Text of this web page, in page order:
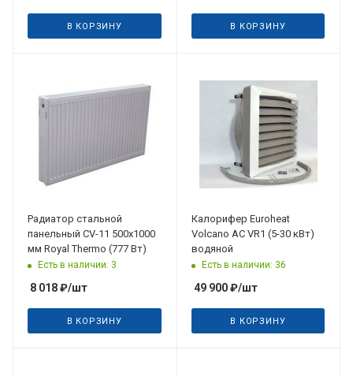
В КОРЗИНУ В КОРЗИНУ
Радиатор стальной
панельный CV-11 500х1000
мм Royal Thermo (777 Вт)
Есть в наличии: 3
8 018₽/шт
В КОРЗИНУ
поступления
28.08.2026
Калорифер Euroheat
Volcano AC VR1 (5-30 кВт)
водяной
Есть в наличии: 36
49 900₽/шт
В КОРЗИНУ